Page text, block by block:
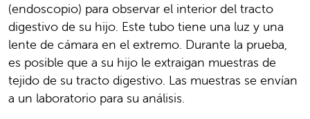
(endoscopio) para observar el interior del tracto
digestivo de su hijo. Este tubo tiene una luz y una
lente de cámara en el extremo. Durante la prueba,
es posible que a su hijo le extraigan muestras de
tejido de su tracto digestivo. Las muestras se envían
a un laboratorio para su análisis.